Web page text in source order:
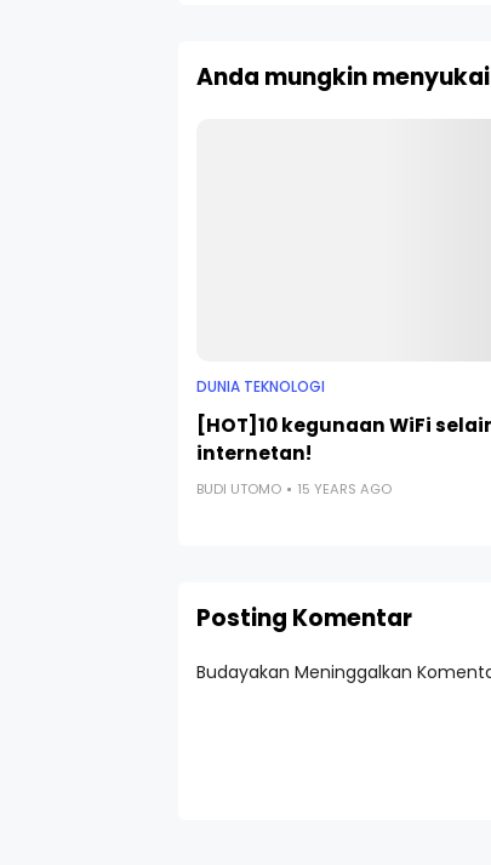
Anda mungkin
DUNIA TEKNOLOGI
[HOT]10 kegunaan WiFi
internetan!
BUDI UTOMO 15 YEARS AGO
Posting Komentar
Budayakan Meninggalkan